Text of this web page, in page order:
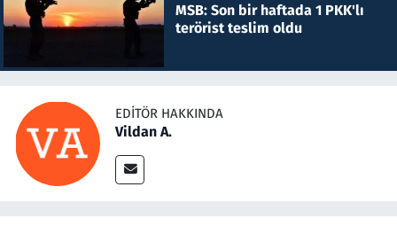
MSB: Son bir haftada 1 PKK'lı
terörist teslim oldu
EDITÖR HAKKINDA
Vildan A.